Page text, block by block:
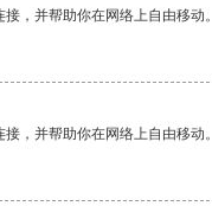
，并帮助你在网络上自由移动。
，并帮助你在网络上自由移动。